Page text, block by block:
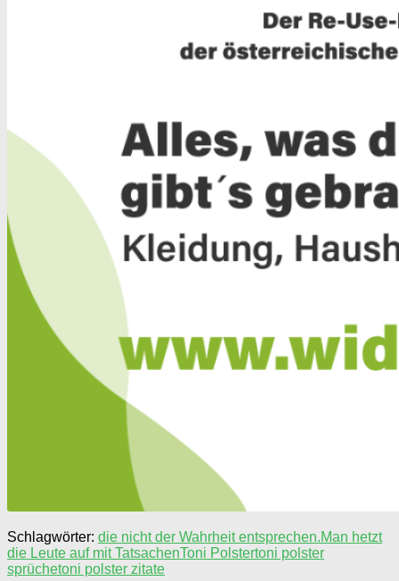
Schlagwörter: die nicht der Wahrheit entsprechen.Man hetzt
die Leute auf mit TatsachenToni Polstertoni polster
sprüchetoni polster zitate